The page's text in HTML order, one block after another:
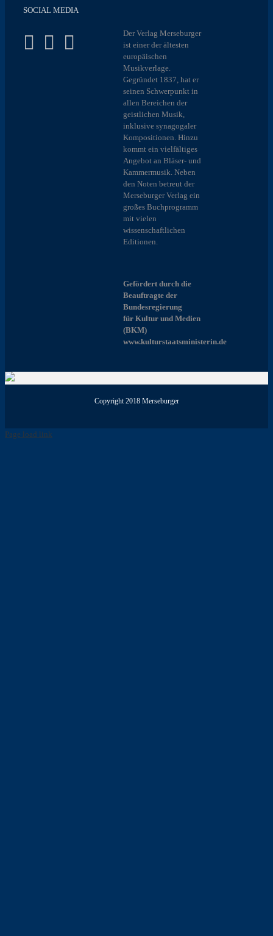
SOCIAL MEDIA
Der Verlag Merseburger
ist einer der ältesten
europäischen
Musikverlage.
Gegründet 1837, hat er
seinen Schwerpunkt in
allen Bereichen der
geistlichen Musik,
inklusive synagogaler
Kompositionen. Hinzu
kommt ein vielfältiges
Angebot an Bläser- und
Kammermusik. Neben
den Noten betreut der
Merseburger Verlag ein
großes Buchprogramm
mit vielen
wissenschaftlichen
Editionen.
Gefördert durch die
Beauftragte der
Bundesregierung
für Kultur und Medien
(BKM)
www.kulturstaatsministerin.de
Copyright 2018 Merseburger
Page load link